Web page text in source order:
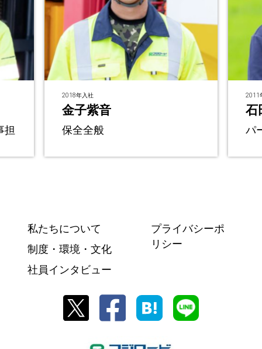
担
2018年入社
金子紫音
保全全般
2011
石
パ
私たちについて
制度・環境・文化
社員インタビュー
プライバシーポ
リシー